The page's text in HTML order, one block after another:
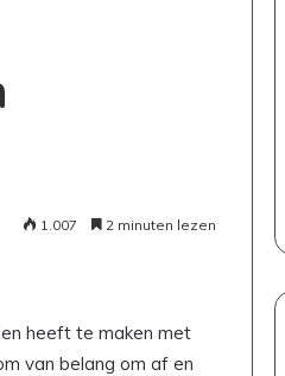
1.007 2 minuten lezen
heeft te maken met
van belang om af en